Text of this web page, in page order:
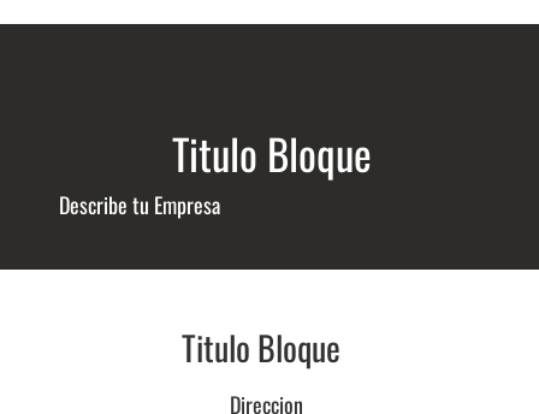
Titulo Bloque
Describe tu Empresa
Titulo Bloque
Direccion